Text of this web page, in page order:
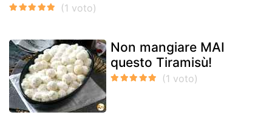
Non mangiare MAI
questo Tiramisù!